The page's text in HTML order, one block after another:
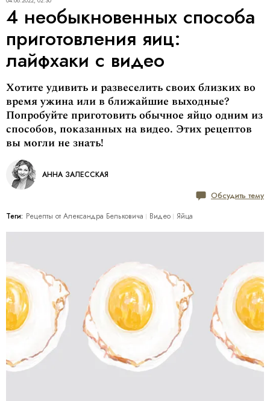
4 необыкновенных способа
приготовления яиц:
лайфхаки с видео
Хотите удивить и развеселить своих близких во
время ужина или в ближайшие выходные?
Попробуйте приготовить обычное яйцо одним из
способов, показанных на видео. Этих рецептов
вы могли не знать!
АННА ЗАЛЕССКАЯ
Обсудить тему
Теги: Рецепты от Александра Бельковича Видео Яйца